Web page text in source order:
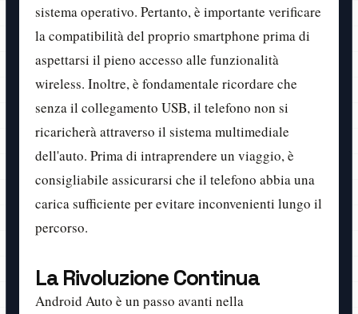
sistema operativo. Pertanto, è importante verificare
la compatibilità del proprio smartphone prima di
aspettarsi il pieno accesso alle funzionalità
wireless. Inoltre, è fondamentale ricordare che
senza il collegamento USB, il telefono non si
ricaricherà attraverso il sistema multimediale
dell'auto. Prima di intraprendere un viaggio, è
consigliabile assicurarsi che il telefono abbia una
carica sufficiente per evitare inconvenienti lungo il
percorso.
La Rivoluzione Continua
Android Auto è un passo avanti nella